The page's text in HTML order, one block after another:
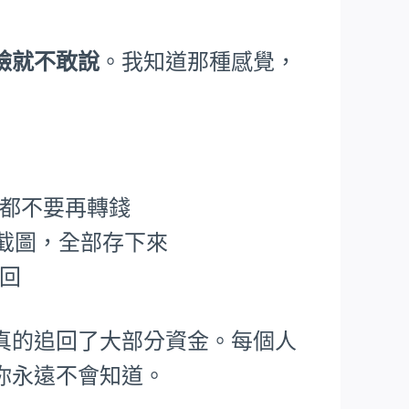
就不敢說 。我知道那種感覺，
不要再轉錢
圖，全部存下來
追回了大部分資金。每個人
遠不會知道。